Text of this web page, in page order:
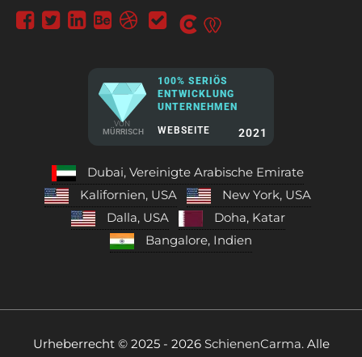
VON
MÜRRISCH
100% SERIÖS
ENTWICKLUNG
UNTERNEHMEN
WEBSEITE 2021
Dubai, Vereinigte Arabische Emirate
Kalifornien, USA
New York, USA
Dalla, USA
Doha, Katar
Bangalore, Indien
Urheberrecht © 2025 - 2026 SchienenCarma.Alle